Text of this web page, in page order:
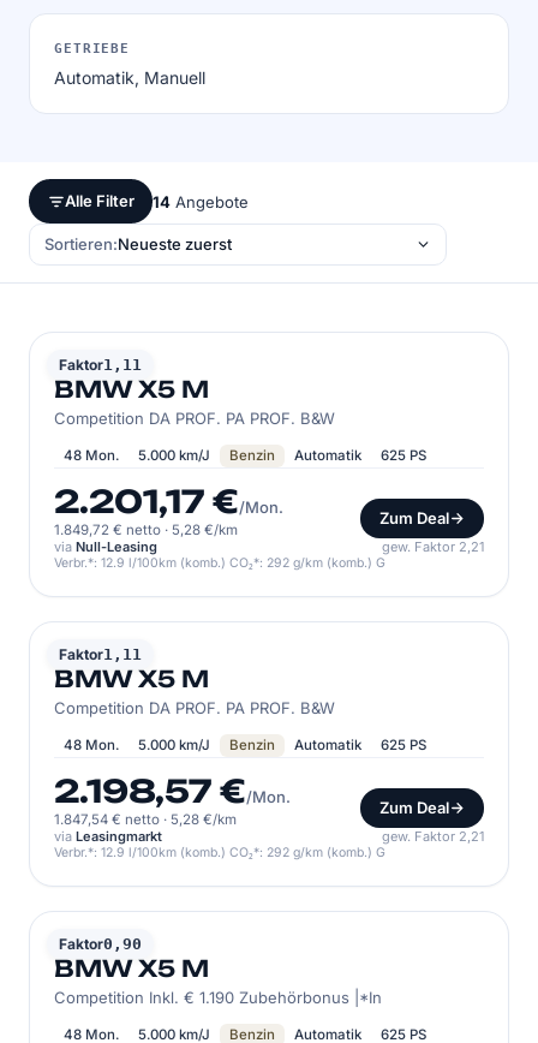
GETRIEBE
Automatik, Manuell
Alle Filter 14 Angebote
Sortieren:
Faktor1,11
BMW
BMW X5 M
Competition DA PROF. PA PROF. B&W
48 Mon. 5.000 km/J Benzin Automatik 625 PS
2.201,17 €/Mon.
1.849,72 € netto · 5,28 €/km
Zum Deal
via Null-Leasing gew. Faktor 2,21
Verbr.*: 12.9 l/100km (komb.) CO₂*: 292 g/km (komb.) G
Faktor1,11
BMW
BMW X5 M
Competition DA PROF. PA PROF. B&W
48 Mon. 5.000 km/J Benzin Automatik 625 PS
2.198,57 €/Mon.
1.847,54 € netto · 5,28 €/km
Zum Deal
via Leasingmarkt gew. Faktor 2,21
Verbr.*: 12.9 l/100km (komb.) CO₂*: 292 g/km (komb.) G
Faktor0,90
BMW
BMW X5 M
Competition Inkl. € 1.190 Zubehörbonus |*In
48 Mon. 5.000 km/J Benzin Automatik 625 PS